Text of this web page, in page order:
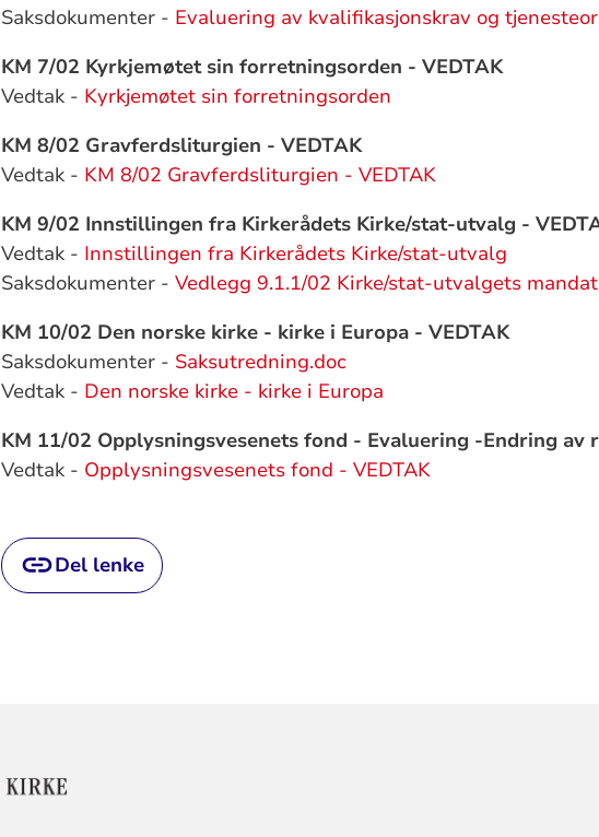
Saksdokumenter - Evaluering av kvalifikasjonskrav og
KM 7/02 Kyrkjemøtet sin forretningsorden - VEDTAK
Vedtak - Kyrkjemøtet sin forretningsorden
KM 8/02 Gravferdsliturgien - VEDTAK
Vedtak - KM 8/02 Gravferdsliturgien - VEDTAK
KM 9/02 Innstillingen fra Kirkerådets Kirke/stat-utvalg -
Vedtak - Innstillingen fra Kirkerådets Kirke/stat-utvalg
Saksdokumenter - Vedlegg 9.1.1/02 Kirke/stat-utvalgets
KM 10/02 Den norske kirke - kirke i Europa - VEDTAK
Saksdokumenter - Saksutredning.doc
Vedtak - Den norske kirke - kirke i Europa
KM 11/02 Opplysningsvesenets fond - Evaluering -Endring av
Vedtak - Opplysningsvesenets fond - VEDTAK
Del lenke
KONTAKTINFORMASJON